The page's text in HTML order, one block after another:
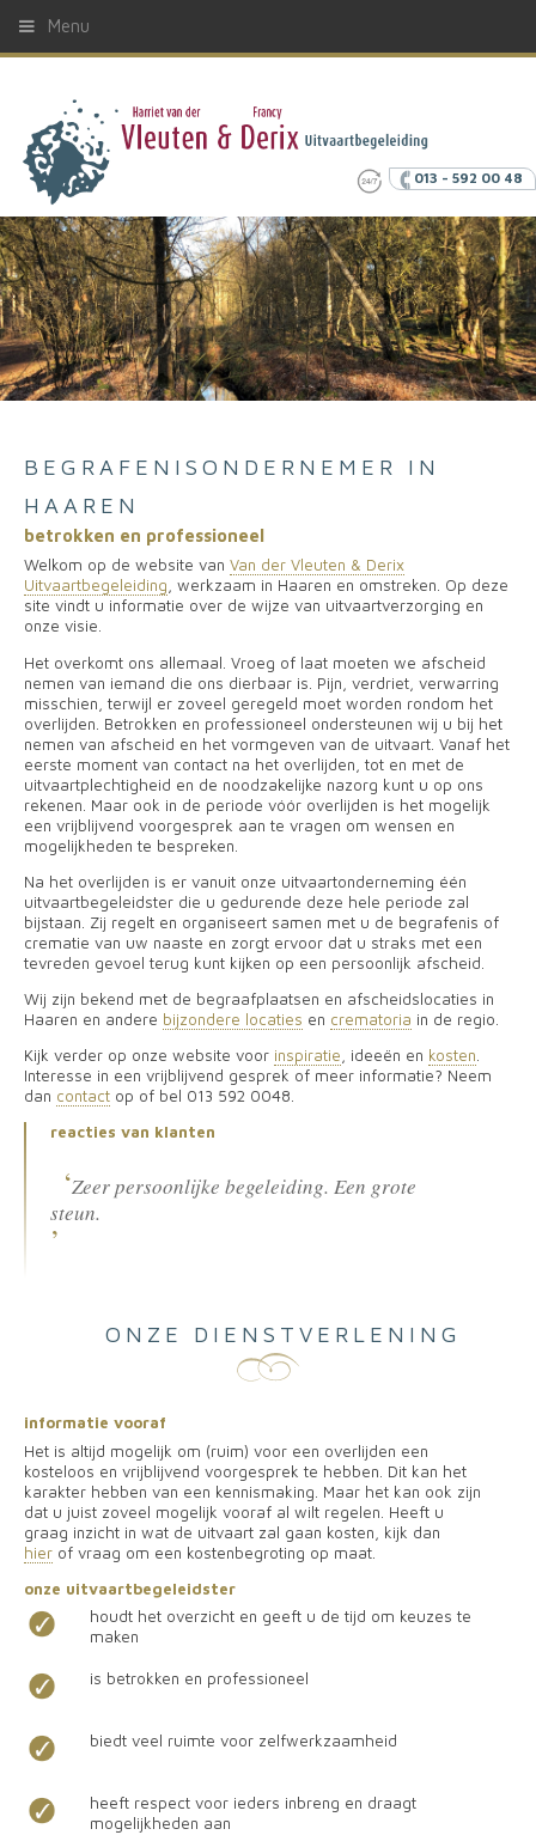
013 - 592 00 48
BEGRAFENISONDERNEMER IN
HAAREN
betrokken en professioneel
Welkom op de website van Van der Vleuten & Derix
Uitvaartbegeleiding, werkzaam in Haaren en omstreken. Op deze
site vindt u informatie over de wijze van uitvaartverzorging en
onze visie.
Het overkomt ons allemaal. Vroeg of laat moeten we afscheid
nemen van iemand die ons dierbaar is. Pijn, verdriet, verwarring
misschien, terwijl er zoveel geregeld moet worden rondom het
overlijden. Betrokken en professioneel ondersteunen wij u bij het
nemen van afscheid en het vormgeven van de uitvaart. Vanaf het
eerste moment van contact na het overlijden, tot en met de
uitvaartplechtigheid en de noodzakelijke nazorg kunt u op ons
rekenen. Maar ook in de periode vóór overlijden is het mogelijk
een vrijblijvend voorgesprek aan te vragen om wensen en
mogelijkheden te bespreken.
Na het overlijden is er vanuit onze uitvaartonderneming één
uitvaartbegeleidster die u gedurende deze hele periode zal
bijstaan. Zij regelt en organiseert samen met u de begrafenis of
crematie van uw naaste en zorgt ervoor dat u straks met een
tevreden gevoel terug kunt kijken op een persoonlijk afscheid.
Wij zijn bekend met de begraafplaatsen en afscheidslocaties in
Haaren en andere bijzondere locaties en crematoria in de regio.
Kijk verder op onze website voor inspiratie, ideeën en kosten.
Interesse in een vrijblijvend gesprek of meer informatie? Neem
dan contact op of bel 013 592 0048.
reacties van klanten
Zeer persoonlijke begeleiding. Een grote
steun.
ONZE DIENSTVERLENING
informatie vooraf
Het is altijd mogelijk om (ruim) voor een overlijden een
kosteloos en vrijblijvend voorgesprek te hebben. Dit kan het
karakter hebben van een kennismaking. Maar het kan ook zijn
dat u juist zoveel mogelijk vooraf al wilt regelen. Heeft u
graag inzicht in wat de uitvaart zal gaan kosten, kijk dan
hier of vraag om een kostenbegroting op maat.
onze uitvaartbegeleidster
houdt het overzicht en geeft u de tijd om keuzes te
maken
is betrokken en professioneel
biedt veel ruimte voor zelfwerkzaamheid
heeft respect voor ieders inbreng en draagt
mogelijkheden aan
Menu